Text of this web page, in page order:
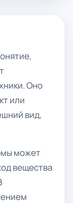
Оно
или
вид,
может
вещества